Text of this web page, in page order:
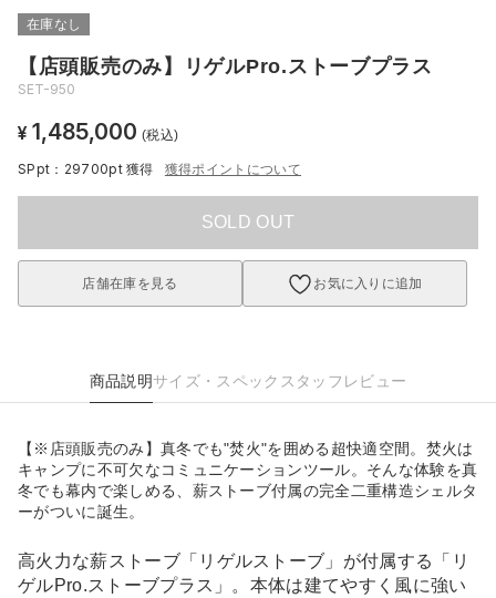
在庫なし
【店頭販売のみ】リゲルPro.ストーブプラス
SET-950
¥ 1,485,000 (税込)
SPpt：29700pt獲得 獲得ポイントについて
SOLD OUT
店舗在庫を見る お気に入りに追加
商品説明サイズ・スペック スタッフレビュー
【※店頭販売のみ】真冬でも"焚火"を囲める超快適空間。焚火は
キャンプに不可欠なコミュニケーションツール。そんな体験を真
冬でも幕内で楽しめる、薪ストーブ付属の完全二重構造シェルタ
ーがついに誕生。
高火力な薪ストーブ「リゲルストーブ」が付属する「リ
ゲルPro.ストーブプラス」。本体は建てやすく風に強い